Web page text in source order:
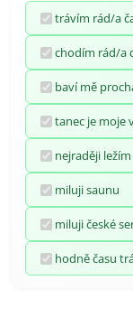
trávím rád/a
chodím rád/a
baví mě
tanec je moje
nejraději
miluji saunu
miluji české
hodně času